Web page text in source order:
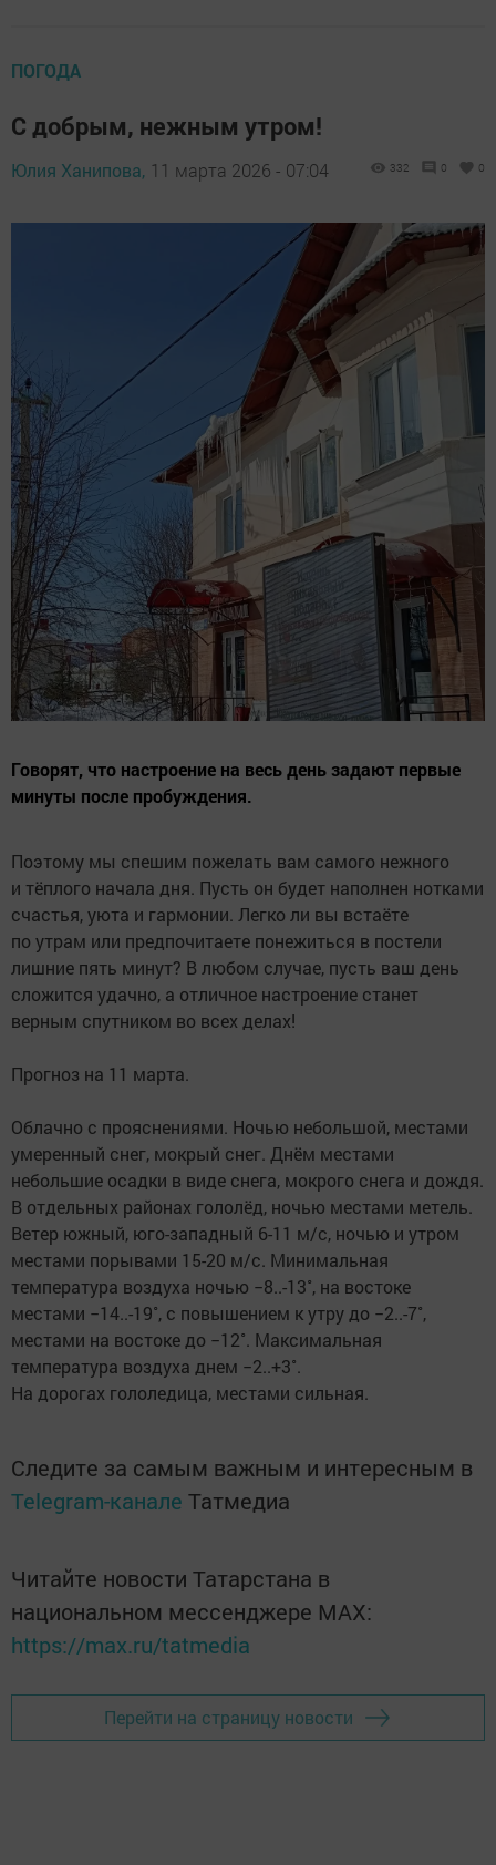
ПОГОДА
С добрым, нежным утром!
Юлия Ханипова, 11 марта 2026 - 07:04 332 0 0
Говорят, что настроение на весь день задают первые
минуты после пробуждения.
Поэтому мы спешим пожелать вам самого нежного
и тёплого начала дня. Пусть он будет наполнен нотками
счастья, уюта и гармонии. Легко ли вы встаёте
по утрам или предпочитаете понежиться в постели
лишние пять минут? В любом случае, пусть ваш день
сложится удачно, а отличное настроение станет
верным спутником во всех делах!
Прогноз на 11 марта.
Облачно с прояснениями. Ночью небольшой, местами
умеренный снег, мокрый снег. Днём местами
небольшие осадки в виде снега, мокрого снега и дождя.
В отдельных районах гололёд, ночью местами метель.
Ветер южный, юго-западный 6-11 м/с, ночью и утром
местами порывами 15-20 м/с. Минимальная
температура воздуха ночью −8..-13˚, на востоке
местами −14..-19˚, с повышением к утру до −2..-7˚,
местами на востоке до −12˚. Максимальная
температура воздуха днем −2..+3˚.
На дорогах гололедица, местами сильная.
Следите за самым важным и интересным в
Telegram-канале Татмедиа
Читайте новости Татарстана в
национальном мессенджере MАХ:
https://max.ru/tatmedia
Перейти на страницу новости